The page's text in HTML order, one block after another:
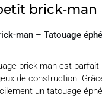
brick-man
man – Tatouage
brick-man est
de construction.
un tatouage